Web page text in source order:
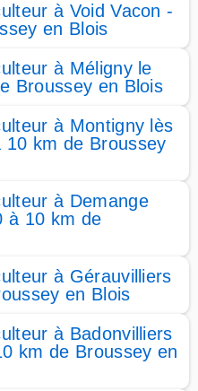
à Void Vacon -
en Blois
à Méligny le
Broussey en Blois
à Montigny lès
10 km de Broussey
à Demange
à 10 km de
à Gérauvilliers
en Blois
à Badonvilliers
km de Broussey en